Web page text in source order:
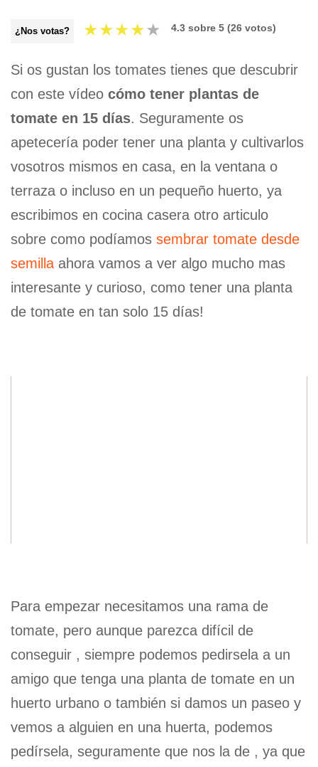
¿Nos votas? ★★★★★ 4.3 sobre 5 (26 votos)
Si os gustan los tomates tienes que descubrir
con este vídeo cómo tener plantas de
tomate en 15 días. Seguramente os
apetecería poder tener una planta y cultivarlos
vosotros mismos en casa, en la ventana o
terraza o incluso en un pequeño huerto, ya
escribimos en cocina casera otro articulo
sobre como podíamos sembrar tomate desde
semilla ahora vamos a ver algo mucho mas
interesante y curioso, como tener una planta
de tomate en tan solo 15 días!
Para empezar necesitamos una rama de
tomate, pero aunque parezca difícil de
conseguir , siempre podemos pedirsela a un
amigo que tenga una planta de tomate en un
huerto urbano o también si damos un paseo y
vemos a alguien en una huerta, podemos
pedírsela, seguramente que nos la de , ya que